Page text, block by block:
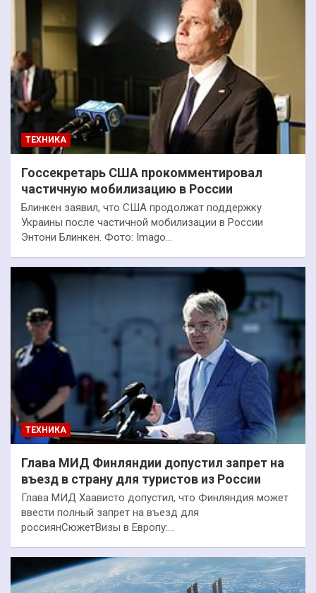
ТЕХНИКА
Госсекретарь США прокомментировал
частичную мобилизацию в России
Блинкен заявил, что США продолжат поддержку
Украины после частичной мобилизации в России
Энтони Блинкен. Фото: Imago…
ТЕХНИКА
Глава МИД Финляндии допустил запрет на
въезд в страну для туристов из России
Глава МИД Хаависто допустил, что Финляндия может
ввести полный запрет на въезд для
россиянСюжетВизы в Европу:…